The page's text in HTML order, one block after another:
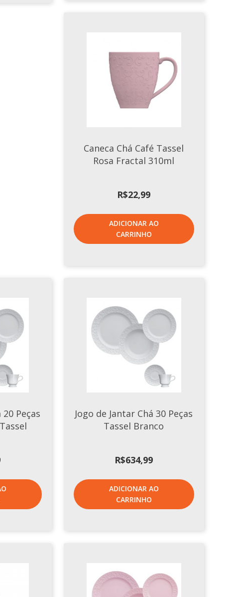
Caneca Chá Café Tassel
Rosa Fractal 310ml
R$22,99
ADICIONAR AO
CARRINHO
20 Peças
Jogo de Jantar Chá 30 Peças
Tassel Branco
R$634,99
ADICIONAR AO
CARRINHO